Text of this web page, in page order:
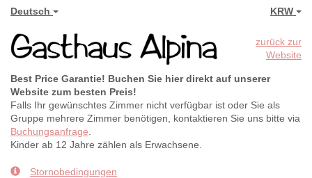
Deutsch KRW
zurück zur
Website
Best Price Garantie! Buchen Sie hier direkt auf unserer
Website zum besten Preis!
Falls Ihr gewünschtes Zimmer nicht verfügbar ist oder Sie als
Gruppe mehrere Zimmer benötigen, kontaktieren Sie uns bitte via
Buchungsanfrage
Kinder ab 12 Jahre zählen als Erwachsene.
Stornobedingungen